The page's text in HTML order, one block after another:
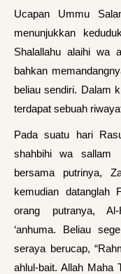
Ucapan Ummu
menunjuk­kan
Shalallahu alaihi wa
bahkan
beliau sendiri. Dalam
terdapat sebuah
Pada suatu hari
shahbihi wa
bersama putrinya,
kemudian da­tanglah
orang putranya, Al-
‘anhuma. Beliau
seraya berucap,
ahlul-bait. Allah Maha